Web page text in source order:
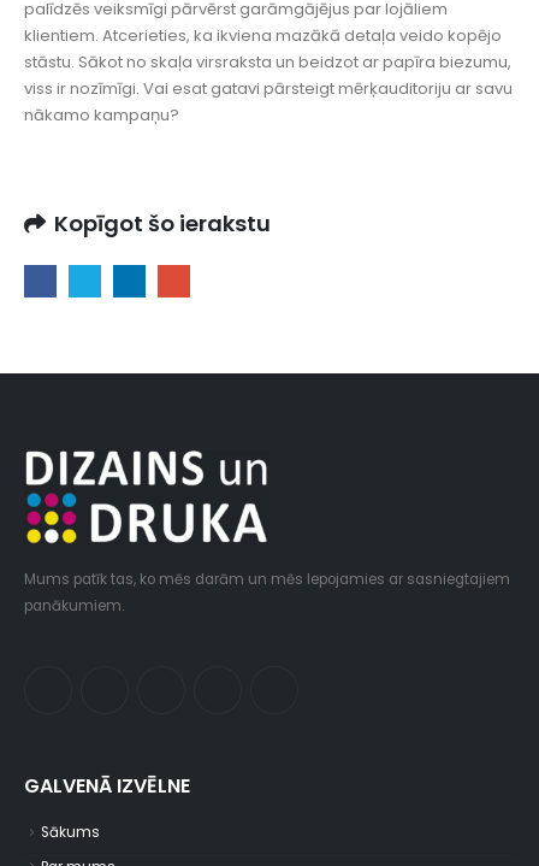
palīdzēs veiksmīgi pārvērst garāmgājējus par lojāliem
klientiem. Atcerieties, ka ikviena mazākā detaļa veido kopējo
stāstu. Sākot no skaļa virsraksta un beidzot ar papīra biezumu,
viss ir nozīmīgi. Vai esat gatavi pārsteigt mērķauditoriju ar savu
nākamo kampaņu?
Kopīgot šo ierakstu
Mums patīk tas, ko mēs darām un mēs lepojamies ar sasniegtajiem
panākumiem.
GALVENĀ IZVĒLNE
Sākums